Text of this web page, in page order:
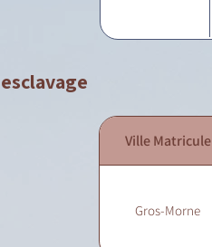
Ville Matricule
Gros-Morne